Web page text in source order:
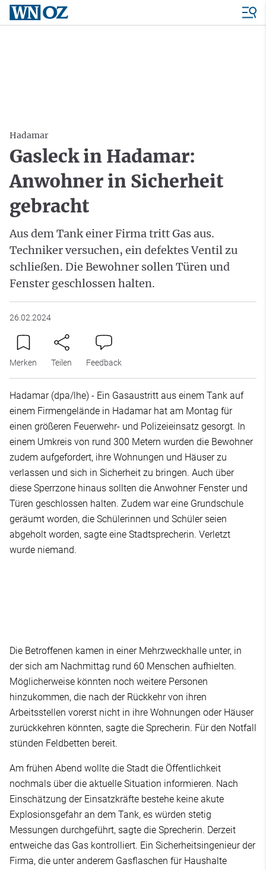
Hadamar
Gasleck in Hadamar:
Anwohner in Sicherheit
gebracht
Aus dem Tank einer Firma tritt Gas aus.
Techniker versuchen, ein defektes Ventil zu
schließen. Die Bewohner sollen Türen und
Fenster geschlossen halten.
26.02.2024
Merken Teilen Feedback
Hadamar (dpa/lhe) - Ein Gasaustritt aus einem Tank auf
einem Firmengelände in Hadamar hat am Montag für
einen größeren Feuerwehr- und Polizeieinsatz gesorgt. In
einem Umkreis von rund 300 Metern wurden die Bewohner
zudem aufgefordert, ihre Wohnungen und Häuser zu
verlassen und sich in Sicherheit zu bringen. Auch über
diese Sperrzone hinaus sollten die Anwohner Fenster und
Türen geschlossen halten. Zudem war eine Grundschule
geräumt worden, die Schülerinnen und Schüler seien
abgeholt worden, sagte eine Stadtsprecherin. Verletzt
wurde niemand.
Die Betroffenen kamen in einer Mehrzweckhalle unter, in
der sich am Nachmittag rund 60 Menschen aufhielten.
Möglicherweise könnten noch weitere Personen
hinzukommen, die nach der Rückkehr von ihren
Arbeitsstellen vorerst nicht in ihre Wohnungen oder Häuser
zurückkehren könnten, sagte die Sprecherin. Für den Notfall
stünden Feldbetten bereit.
Am frühen Abend wollte die Stadt die Öffentlichkeit
nochmals über die aktuelle Situation informieren. Nach
Einschätzung der Einsatzkräfte bestehe keine akute
Explosionsgefahr an dem Tank, es würden stetig
Messungen durchgeführt, sagte die Sprecherin. Derzeit
entweiche das Gas kontrolliert. Ein Sicherheitsingenieur der
Firma, die unter anderem Gasflaschen für Haushalte